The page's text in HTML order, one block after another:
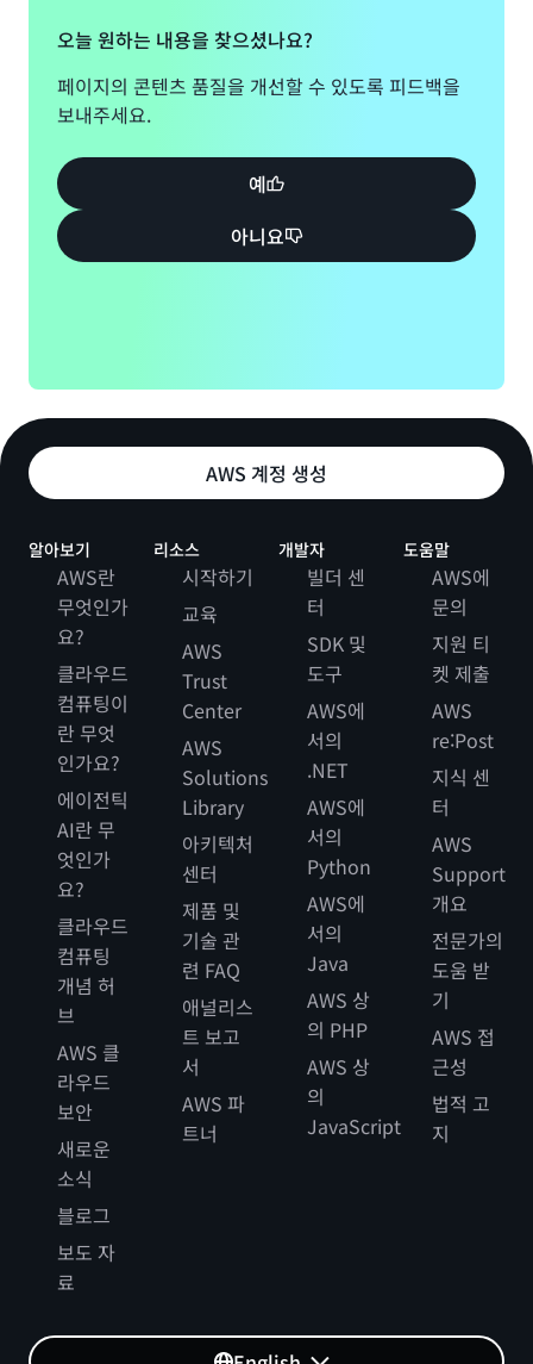
약 120TB로 확대할 계획입니다.”라고 말합니다.
향후 데이터 인프라는 서드파티 및 기타 데이터의 양과 유형
을 더욱 확장하고 사용하기 쉬운 형태로 데이터를 제공하기
PrivateLink를 사용하는 다른 분석 솔루션과의 연계를 촉진
하게 될 것입니다.
Takekuni는 “현재 JCB 신용카드 보유자의 거래에 대한 대
시보드인 JCB Consumption NOW의 거래 데이터를 익명
력을 불어넣을 것입니다.”라고 덧붙였습니다.
성과 | 비즈니스 민첩성 향상, 비즈니스 연속성 촉진, IT 비용
최적화
민첩성을 향상시키고, 비즈니스 연속성을 촉진하고, IT 비용
을 최적화한다는 JCB의 목표가 크게 진척되었습니다. 민첩
성 측면에서 마이그레이션은 신규 서비스 개발 기간과 서버
조달을 위한 기간을 단축하는 데 기여했습니다. IT 비용 최적
화와 관련하여 회사는 운영 부하 감소와 함께 인프라 비용을
약 30% 절감할 것으로 예상하고 있습니다.
앞으로는 고가용성을 요하는 핵심 시스템을 클라우드로 마이
그레이션하는 방안을 검토한다는 것이 회사의 방침입니다.
또한, 다른 비즈니스 목표 및 전략에 AWS를 활용할 계획입니
Nakata는 “최근 몇 년 동안 비금융 기업이 자체 서비스에 결
제 기능을 내장하는 데 도움을 주는 임베디드 금융
(embedded finance)의 사용이 증가하고 있으며 금융 서비
스를 제공하는 방식도 변화하고 있습니다.”라며, “AWS를 사
용하여 임베디드 금융 솔루션을 제공하기 시작할 것입니다.
또한 다양한 애플리케이션과 서비스를 개발하여 다양한 비즈
니스에 제공할 것입니다.”라고 말했습니다.”
오늘 원하는 내용을 찾으셨나요?
페이지의 콘텐츠 품질을 개선할 수 있도록 피드백을
보내주세요.
예
아니요
AWS 계정 생성
알아보기
AWS란
무엇인가
요?
클라우드
컴퓨팅이
란 무엇
인가요?
에이전틱
AI란 무
엇인가
요?
클라우드
컴퓨팅
개념 허
브
AWS 클
라우드
보안
새로운
소식
블로그
보도 자
료
리소스
시작하기
교육
AWS
Trust
Center
AWS
Solutions
Library
아키텍처
센터
제품 및
기술 관
련 FAQ
애널리스
트 보고
서
AWS 파
트너
개발자
빌더 센
터
SDK 및
도구
AWS에
서의
.NET
AWS에
서의
Python
AWS에
서의
Java
AWS 상
의 PHP
AWS 상
의
JavaScript
도움말
AWS에
문의
지원 티
켓 제출
AWS
re:Post
지식 센
터
AWS
Support
개요
전문가의
도움 받
기
AWS 접
근성
법적 고
지